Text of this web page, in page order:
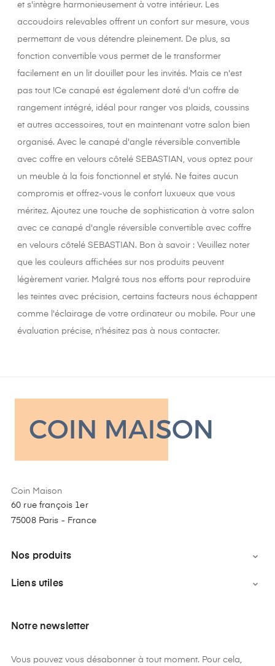
et s'intègre harmonieusement à votre intérieur. Les
accoudoirs relevables offrent un confort sur mesure, vous
permettant de vous détendre pleinement. De plus, sa
fonction convertible vous permet de le transformer
facilement en un lit douillet pour les invités. Mais ce n'est
pas tout !Ce canapé est également doté d'un coffre de
rangement intégré, idéal pour ranger vos plaids, coussins
et autres accessoires, tout en maintenant votre salon bien
organisé. Avec le canapé d'angle réversible convertible
avec coffre en velours côtelé SEBASTIAN, vous optez pour
un meuble à la fois fonctionnel et stylé. Ne faites aucun
compromis et offrez-vous le confort luxueux que vous
méritez. Ajoutez une touche de sophistication à votre salon
avec ce canapé d'angle réversible convertible avec coffre
en velours côtelé SEBASTIAN. Bon à savoir : Veuillez noter
que les couleurs affichées sur nos produits peuvent
légèrement varier. Malgré tous nos efforts pour reproduire
les teintes avec précision, certains facteurs nous échappent
comme l'éclairage de votre ordinateur ou mobile. Pour une
évaluation précise, n'hésitez pas à nous contacter.
Coin Maison
60 rue françois 1er
75008 Paris - France
Nos produits 
Liens utiles 
Notre newsletter
Vous pouvez vous désabonner à tout moment. Pour cela,